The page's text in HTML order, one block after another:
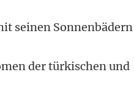
seinen
der türkischen und